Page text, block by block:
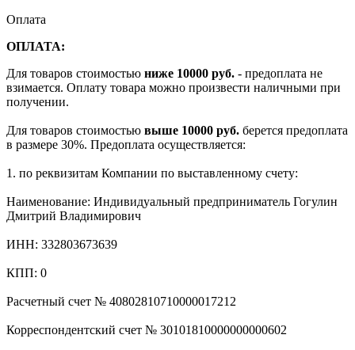
Оплата
ОПЛАТА:
Для товаров стоимостью ниже 10000 руб. - предоплата не
взимается. Оплату товара можно произвести наличными при
получении.
Для товаров стоимостью выше 10000 руб. берется предоплата
в размере 30%. Предоплата осуществляется:
1. по реквизитам Компании по выставленному счету:
Наименование: Индивидуальный предприниматель Гогулин
Дмитрий Владимирович
ИНН: 332803673639
КПП: 0
Расчетный счет № 40802810710000017212
Корреспондентский счет № 30101810000000000602